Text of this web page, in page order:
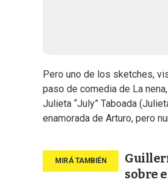
Pero uno de los sketches,
paso de comedia de La
Julieta “July” Taboada
enamorada de Arturo, pero
sobre